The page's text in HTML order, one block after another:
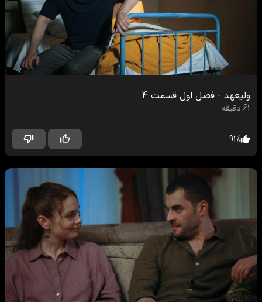
ولیعهد - فصل اول قسمت 4
61 دقیقه
91%